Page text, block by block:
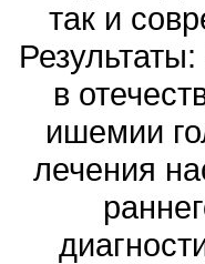
так и
в
ишемии
лечения